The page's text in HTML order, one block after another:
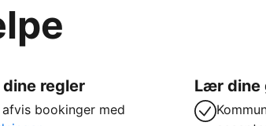
regler
bookinger med
Lær dine